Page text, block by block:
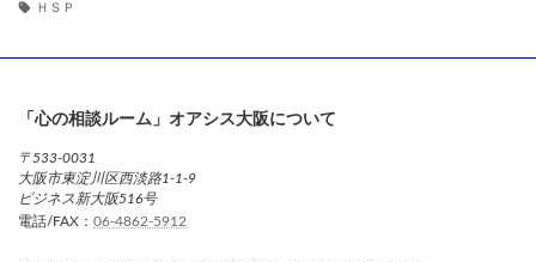
ＨＳＰ
「心の相談ルーム」オアシス大阪について
〒533-0031
大阪市東淀川区西淡路1-1-9
ビジネス新大阪516号
電話/FAX： 06-4862-5912